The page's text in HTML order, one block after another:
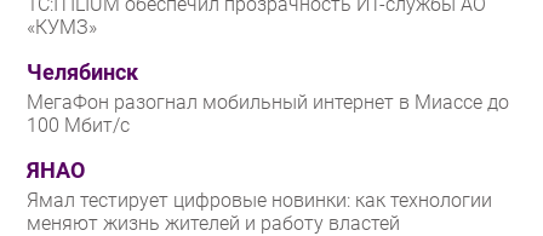
«КУМЗ»
Челябинск
МегаФон разогнал мобильный интернет в Миассе до
100 Мбит/с
ЯНАО
Ямал тестирует цифровые новинки: как технологии
меняют жизнь жителей и работу властей